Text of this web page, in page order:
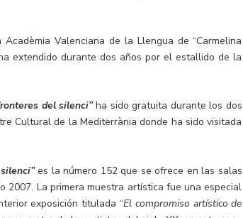
Valenciana de la Llengua de “Carmelina
extendido durante dos años por el estallido de la
del silenci” ha sido gratuita durante los dos
Cultural de la Mediterrània donde ha sido visitada
es la número 152 que se ofrece en las salas
La primera muestra artística fue una especial
exposición titulada “El compromiso artístico de